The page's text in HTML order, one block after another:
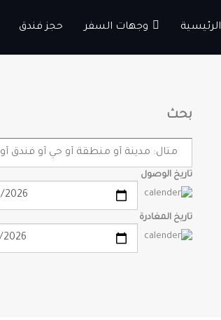
الرئيسية وجهات السفر حجز فندق
بحث
تاريخ الوصول
تاريخ المغادرة